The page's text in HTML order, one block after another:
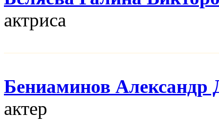
актриса
Бениаминов Александр
актер